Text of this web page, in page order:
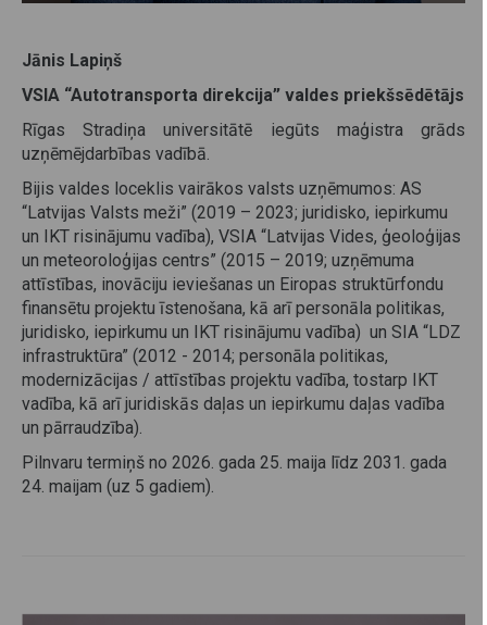
Jānis Lapiņš
VSIA “Autotransporta direkcija” valdes priekšsēdētājs
Rīgas Stradiņa universitātē iegūts maģistra grāds
uzņēmējdarbības vadībā.
Bijis valdes loceklis vairākos valsts uzņēmumos: AS
“Latvijas Valsts meži” (2019 – 2023; juridisko, iepirkumu
un IKT risinājumu vadība), VSIA “Latvijas Vides, ģeoloģijas
un meteoroloģijas centrs” (2015 – 2019; uzņēmuma
attīstības, inovāciju ieviešanas un Eiropas struktūrfondu
finansētu projektu īstenošana, kā arī personāla politikas,
juridisko, iepirkumu un IKT risinājumu vadība) un SIA “LDZ
infrastruktūra” (2012 - 2014; personāla politikas,
modernizācijas / attīstības projektu vadība, tostarp IKT
vadība, kā arī juridiskās daļas un iepirkumu daļas vadība
un pārraudzība).
Pilnvaru termiņš no 2026. gada 25. maija līdz 2031. gada
24. maijam (uz 5 gadiem).